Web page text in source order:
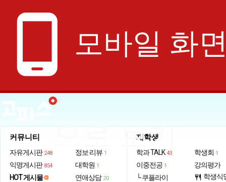
phone_android 모바일 화
으로 보기
커뮤니티
자유게시판 248
익명게시판 854
HOT 게시물
정보·리뷰 1
대학원 1
연애상담 20
재학생
학과 TALK 43
이중전공 1
└ 쿠플라이
학생회 1
강의평가
restaurant 학생식